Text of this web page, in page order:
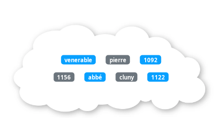
venerable pierre 1092
1156 abbé cluny 1122
grandes traditions clunisiennes